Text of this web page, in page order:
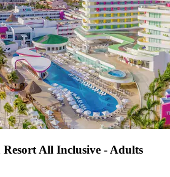
All Inclusive - Adults